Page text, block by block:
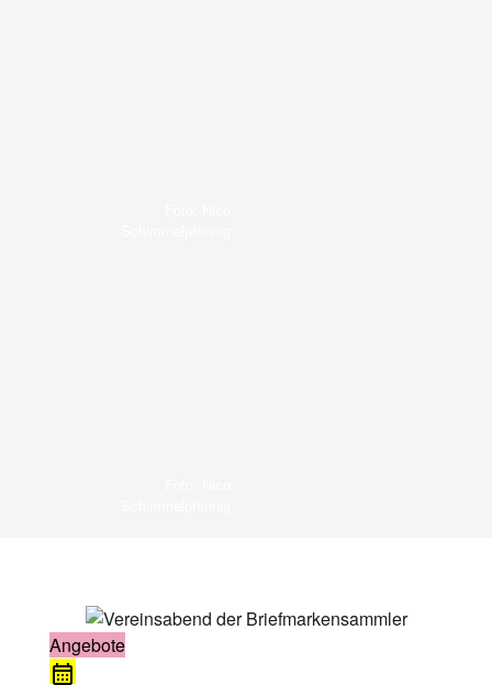
Angebote